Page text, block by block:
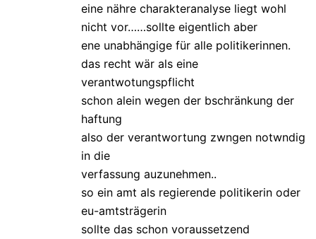
eine nähre charakteranalyse liegt wohl
nicht vor……sollte eigentlich aber
ene unabhängige für alle politikerinnen.
das recht wär als eine
verantwotungspflicht
schon alein wegen der bschränkung der
haftung
also der verantwortung zwngen notwndig
in die
verfassung auzunehmen..
so ein amt als regierende politikerin oder
eu-amtsträgerin
sollte das schon voraussetzend